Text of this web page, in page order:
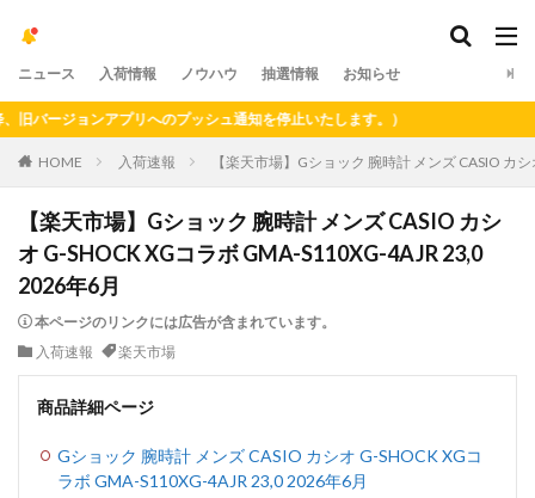
ニュース 入荷情報 ノウハウ 抽選情報 お知らせ
ジョンアプリへのプッシュ通知を停止いたします。）
HOME 入荷速報 【楽天市場】Gショック 腕時計 メンズ CASIO カ
【楽天市場】Gショック 腕時計 メンズ CASIO カシ
オ G-SHOCK XGコラボ GMA-S110XG-4AJR 23,0
2026年6月
本ページのリンクには広告が含まれています。
入荷速報
楽天市場
商品詳細ページ
Gショック 腕時計 メンズ CASIO カシオ G-SHOCK XGコ
ラボ GMA-S110XG-4AJR 23,0 2026年6月